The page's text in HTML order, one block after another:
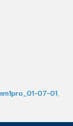
07-01